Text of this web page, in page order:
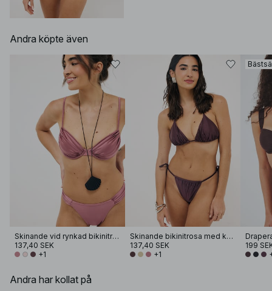
Andra köpte även
Skinande vid rynkad bikinitrosa
137,40 SEK
+1
Skinande bikinitrosa med knyt i sidan
137,40 SEK
+1
199
Andra har kollat på